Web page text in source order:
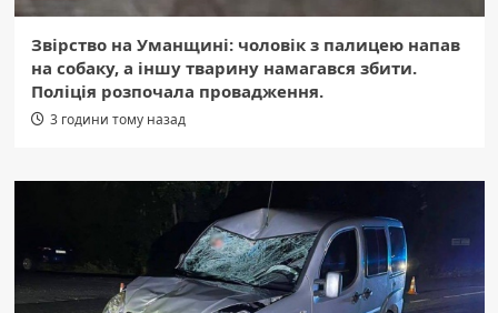
Звірство на Уманщині: чоловік з палицею напав
на собаку, а іншу тварину намагався збити.
Поліція розпочала провадження.
3 години тому назад